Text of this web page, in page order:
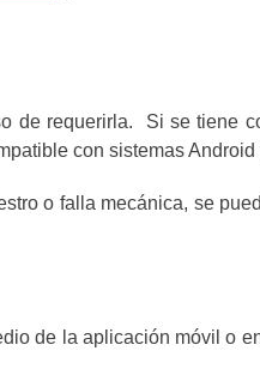
de requerirla. Si se tiene
con sistemas Android
o falla mecánica, se
de la aplicación móvil o